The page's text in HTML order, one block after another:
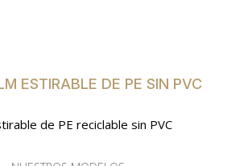
ESTIRABLE DE PE SIN PVC
de PE reciclable sin PVC